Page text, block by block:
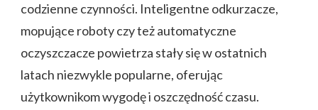
codzienne czynności. Inteligentne odkurzacze,
mopujące roboty czy też automatyczne
oczyszczacze powietrza stały się w ostatnich
latach niezwykle popularne, oferując
użytkownikom wygodę i oszczędność czasu.